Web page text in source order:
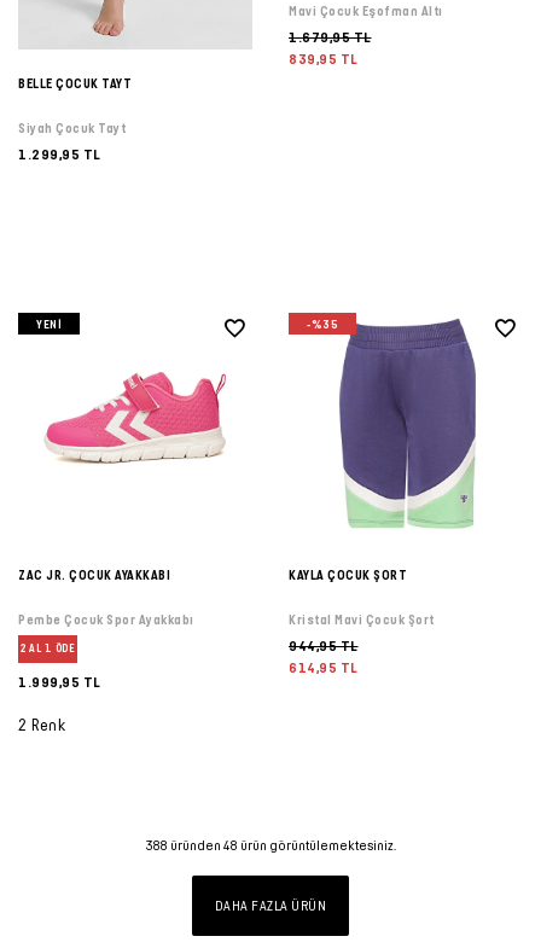
BELLE ÇOCUK TAYT
Siyah Çocuk Tayt
1.299,95 TL
Mavi Çocuk Eşofman Altı
1.679,95 TL
839,95 TL
YENI
ZAC JR. ÇOCUK AYAKKABI
Pembe Çocuk Spor Ayakkabı
2 AL 1 ÖDE
1.999,95 TL
2 Renk
-%35
KAYLA ÇOCUK ŞORT
Kristal Mavi Çocuk Şort
944,95 TL
614,95 TL
388 üründen 48 ürün görüntülemektesiniz.
DAHA FAZLA ÜRÜN